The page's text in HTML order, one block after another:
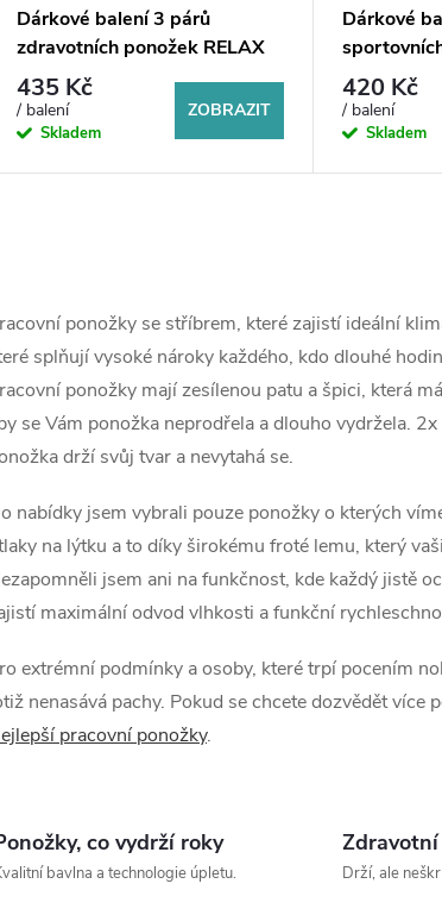
Dárkové balení 3 párů
zdravotních ponožek RELAX
435 Kč
/ balení
Skladem
ZOBRAZIT
Dárkové
KRASITO
420 Kč
/ balení
Skladem
ponožky se stříbrem, které zajistí ideální
splňují vysoké nároky každého, kdo dlouhé
ponožky mají zesílenou patu a špici, která
se Vám ponožka neprodřela a dlouho vydržela.
drží svůj tvar a nevytahá se.
nabídky jsem vybrali pouze ponožky o kterých
na lýtku a to díky širokému froté lemu, který
jsem ani na funkčnost, kde každý jistě
maximální odvod vlhkosti a funkční
extrémní podmínky a osoby, které trpí pocením
nenasává pachy. Pokud se chcete dozvědět
pracovní ponožky.
co vydrží roky
bavlna a technologie úpletu. Drží, ale